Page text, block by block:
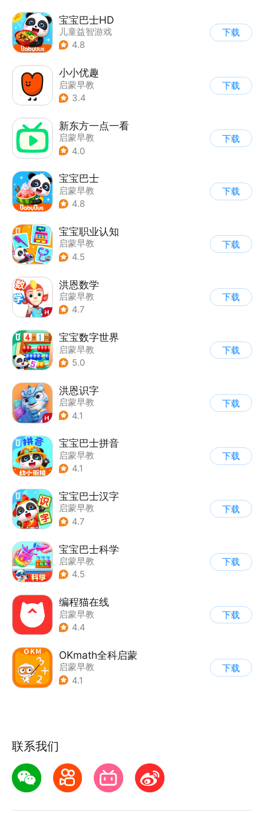
宝宝巴士HD
儿童益智游戏
| 启蒙早教
4.8
下载
小小优趣
启蒙早教
3.4
下载
新东方一点一看
启蒙早教
4.0
下载
宝宝巴士
启蒙早教
| 儿童益智游戏
4.8
下载
宝宝职业认知
启蒙早教
4.5
下载
洪恩数学
启蒙早教
4.7
下载
宝宝数字世界
启蒙早教
5.0
下载
洪恩识字
启蒙早教
4.1
下载
宝宝巴士拼音
启蒙早教
4.1
下载
宝宝巴士汉字
启蒙早教
4.7
下载
宝宝巴士科学
启蒙早教
4.5
下载
编程猫在线
启蒙早教
4.4
下载
OKmath全科启蒙
启蒙早教
4.1
下载
联系我们